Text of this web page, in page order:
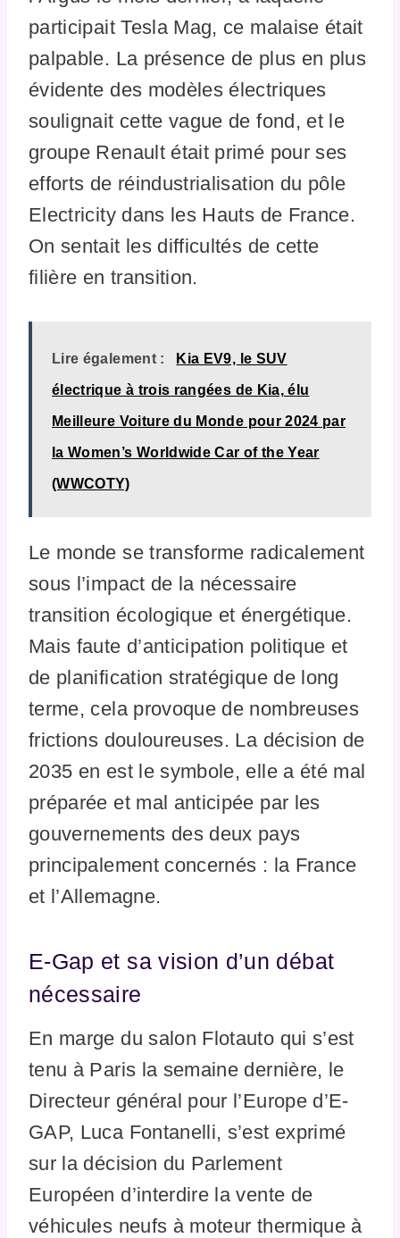
participait Tesla Mag, ce malaise était
palpable. La présence de plus en plus
évidente des modèles électriques
soulignait cette vague de fond, et le
groupe Renault était primé pour ses
efforts de réindustrialisation du pôle
Electricity dans les Hauts de France.
On sentait les difficultés de cette
filière en transition.
Lire également : Kia EV9, le SUV
électrique à trois rangées de Kia, élu
Meilleure Voiture du Monde pour 2024 par
la Women’s Worldwide Car of the Year
(WWCOTY)
Le monde se transforme radicalement
sous l’impact de la nécessaire
transition écologique et énergétique.
Mais faute d’anticipation politique et
de planification stratégique de long
terme, cela provoque de nombreuses
frictions douloureuses. La décision de
2035 en est le symbole, elle a été mal
préparée et mal anticipée par les
gouvernements des deux pays
principalement concernés : la France
et l’Allemagne.
E-Gap et sa vision d’un débat
nécessaire
En marge du salon Flotauto qui s’est
tenu à Paris la semaine dernière, le
Directeur général pour l’Europe d’E-
GAP, Luca Fontanelli, s’est exprimé
sur la décision du Parlement
Européen d’interdire la vente de
véhicules neufs à moteur thermique à